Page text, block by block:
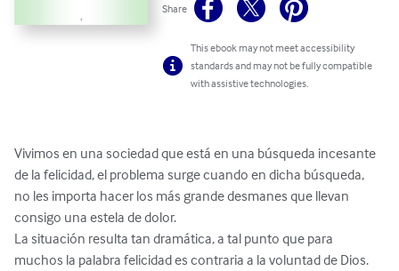
Share
This ebook may not meet accessibility
standards and may not be fully compatible
with assistive technologies.
Vivimos en una sociedad que está en una búsqueda incesante
de la felicidad, el problema surge cuando en dicha búsqueda,
no les importa hacer los más grande desmanes que llevan
consigo una estela de dolor.
La situación resulta tan dramática, a tal punto que para
muchos la palabra felicidad es contraria a la voluntad de Dios.